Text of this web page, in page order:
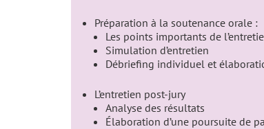
Préparation à la soutenance orale :
Les points importants de
Simulation d’entretien
Débriefing individuel et
L’entretien post-jury
Analyse des résultats
Élaboration d’une poursuite de